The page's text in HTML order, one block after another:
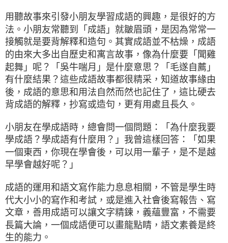
用聽故事來引發小朋友學習成語的興趣，是很好的方
法。小朋友常聽到「成語」就皺眉頭，是因為常常一
接觸就是要背解釋和造句。其實成語並不枯燥，成語
的由來大多出自歷史和寓言故事，像為什麼要「聞雞
起舞」呢？「吳牛喘月」是什麼意思？「毛遂自薦」
有什麼結果？這些成語故事都很精采，知道故事緣由
後，成語的意思和用法自然而然也記住了，這比硬去
背成語的解釋，抄寫或造句，更有用處且長久。
小朋友在學成語時，總會問一個問題：「為什麼我要
學成語？學成語有什麼用？」我曾這樣回答：「如果
一個東西，你現在學會後，可以用一輩子，是不是越
早學會越好呢？」
成語的運用和語文寫作能力息息相關，不管是學生時
代大小小的寫作和考試，或是進入社會後寫報告、寫
文章，善用成語可以讓文字精鍊，義蘊豐富，不需要
長篇大論，一個成語便可以畫龍點睛，語文素養是終
生的能力。